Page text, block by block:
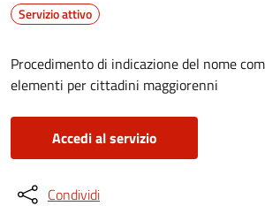
Servizio attivo
Procedimento di indicazione del nome
elementi per cittadini maggiorenni
Accedi al servizio
Condividi